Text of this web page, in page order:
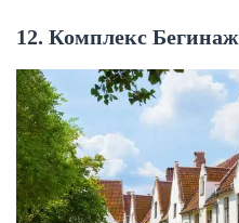
12. Комплекс Бегинаж